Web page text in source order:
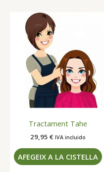
Tractament Tahe
29,95 € IVA incluido
AFEGEIX A LA CISTELLA